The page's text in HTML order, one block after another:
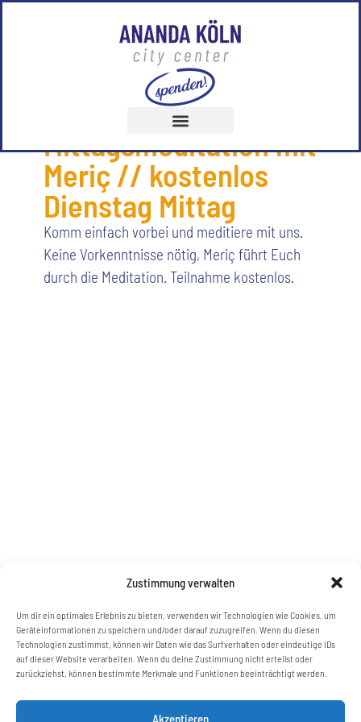
Zustimmung verwalten
Um dir ein optimales Erlebnis zu bieten, verwenden wir Technologien wie Cookies, um
Geräteinformationen zu speichern und/oder darauf zuzugreifen. Wenn du diesen
Technologien zustimmst, können wir Daten wie das Surfverhalten oder eindeutige IDs
auf dieser Website verarbeiten. Wenn du deine Zustimmung nicht erteilst oder
zurückziehst, können bestimmte Merkmale und Funktionen beeinträchtigt werden.
Akzeptieren
12:30
geführte
Mittagsmeditation mit
Meriç // kostenlos
Dienstag Mittag
Komm einfach vorbei und meditiere mit uns.
Keine Vorkenntnisse nötig, Meriç führt Euch
durch die Meditation. Teilnahme kostenlos.